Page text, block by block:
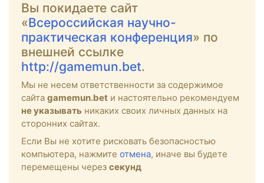
Вы покидаете сайт
«Всероссийская научно-
практическая конференция» по
внешней ссылке
http://gamemun.bet.
Мы не несем ответственности за содержимое
сайта gamemun.bet и настоятельно рекомендуем
не указывать никаких своих личных данных на
сторонних сайтах.
Если Вы не хотите рисковать безопасностью
компьютера, нажмите отмена, иначе вы будете
перемещены через секунд